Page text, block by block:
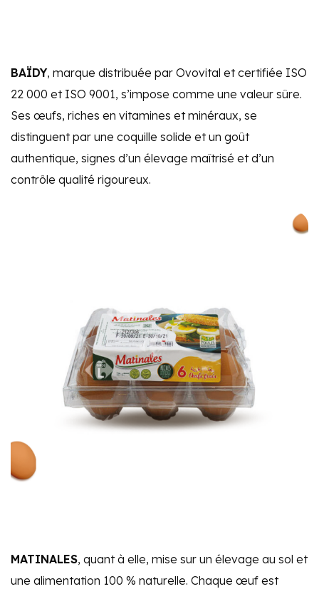
BAÏDY, marque distribuée par Ovovital et certifiée ISO
22 000 et ISO 9001, s’impose comme une valeur sûre.
Ses œufs, riches en vitamines et minéraux, se
distinguent par une coquille solide et un goût
authentique, signes d’un élevage maîtrisé et d’un
contrôle qualité rigoureux.
MATINALES, quant à elle, mise sur un élevage au sol et
une alimentation 100 % naturelle. Chaque œuf est